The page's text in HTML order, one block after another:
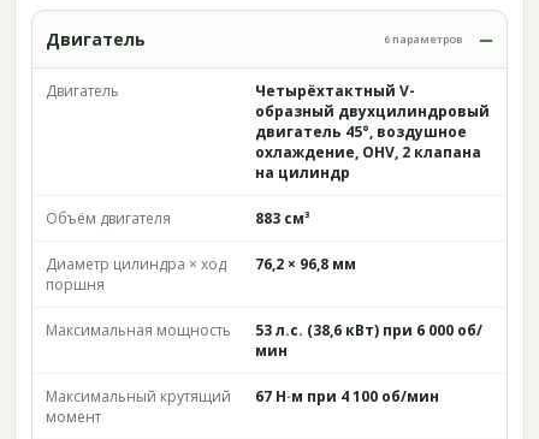
Двигатель 6 параметров
Двигатель
Четырёхтактный V-
образный двухцилиндровый
двигатель 45°, воздушное
охлаждение, OHV, 2 клапана
на цилиндр
Объём двигателя 883 см³
Диаметр цилиндра × ход
поршня
76,2 × 96,8 мм
Максимальная мощность
53 л.с. (38,6 кВт) при 6 000 об/
мин
Максимальный крутящий
момент
67 Н·м при 4 100 об/мин